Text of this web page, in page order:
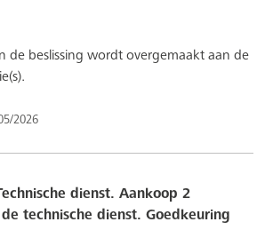
de beslissing wordt overgemaakt aan de
2026
dienst. Aankoop 2
technische dienst. Goedkeuring